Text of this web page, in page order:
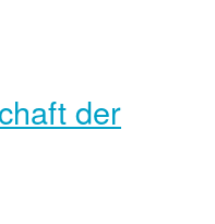
der